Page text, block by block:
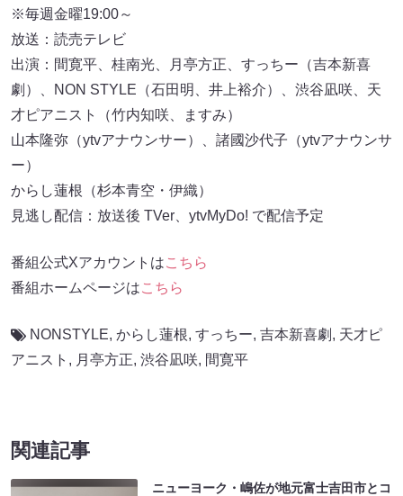
※毎週金曜19:00～
放送：読売テレビ
出演：間寛平、桂南光、月亭方正、すっちー（吉本新喜
劇）、NON STYLE（石田明、井上裕介）、渋谷凪咲、天
才ピアニスト（竹内知咲、ますみ）
山本隆弥（ytvアナウンサー）、諸國沙代子（ytvアナウンサ
ー）
からし蓮根（杉本青空・伊織）
見逃し配信：放送後 TVer、ytvMyDo! で配信予定
番組公式Xアカウントはこちら
番組ホームページはこちら
NONSTYLE, からし蓮根, すっちー, 吉本新喜劇 , 天才ピ
アニスト , 月亭方正, 渋谷凪咲, 間寛平
関連記事
ニューヨーク・嶋佐が地元富士吉田市とコ